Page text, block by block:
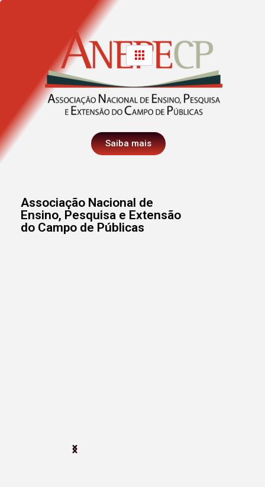
Saiba mais
Associação Nacional de
Ensino, Pesquisa e Extensão
do Campo de Públicas